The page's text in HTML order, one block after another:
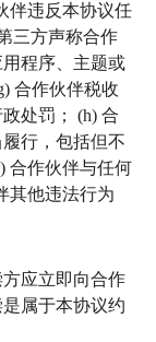
伴违反本协议任
三方声称合作
程序、主题或
合作伙伴税收
处罚； (h) 合
行，包括但不
合作伙伴与任何
其他违法行为
应立即向合作
属于本协议约